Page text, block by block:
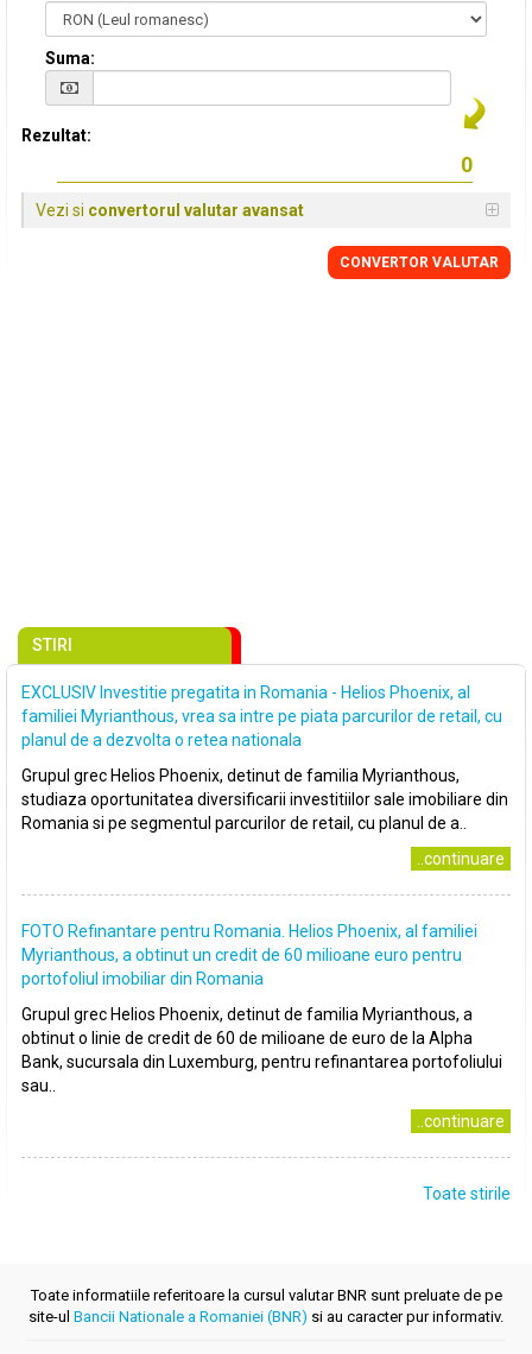
Suma:
Rezultat:
Vezi si convertorul valutar avansat
CONVERTOR VALUTAR
STIRI
EXCLUSIV Investitie pregatita in Romania - Helios Phoenix, al
familiei Myrianthous, vrea sa intre pe piata parcurilor de retail, cu
planul de a dezvolta o retea nationala
Grupul grec Helios Phoenix, detinut de familia Myrianthous,
studiaza oportunitatea diversificarii investitiilor sale imobiliare din
Romania si pe segmentul parcurilor de retail, cu planul de a..
..continuare
FOTO Refinantare pentru Romania. Helios Phoenix, al familiei
Myrianthous, a obtinut un credit de 60 milioane euro pentru
portofoliul imobiliar din Romania
Grupul grec Helios Phoenix, detinut de familia Myrianthous, a
obtinut o linie de credit de 60 de milioane de euro de la Alpha
Bank, sucursala din Luxemburg, pentru refinantarea portofoliului
sau..
..continuare
Toate stirile
Toate informatiile referitoare la cursul valutar BNR sunt preluate de pe
site-ul Bancii Nationale a Romaniei (BNR) si au caracter pur informativ.